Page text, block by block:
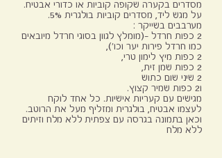
מסדרים בקערה שקופה קוביות או כדורי אבטיח.
על מגש ליד, מסדרים קוביות בולגרית 5%.
מערבבים בשייקר :
2 כפות חרדל –(מומלץ לגוון בסוגי חרדל מיובאים
כמו חרדל פירות יער וכו'),
2 כפות מיץ לימון טרי,
2 כפות שמן זית,
2 שיני שום כתוש
ו2 כפות שמיר קצוץ.
מגישים עם קעריות אישיות. כל אחד לוקח
לעצמו אבטיח, בולגרית ומזליף מעל את הרוטב.
וכאן בתמונה בגרסה עם צפתית ללא מלח וזיתים
ללא מלח